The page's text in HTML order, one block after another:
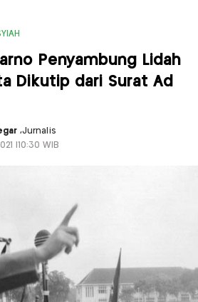
Penyambung Lidah
Dikutip dari Surat Ad
,Jurnalis
|10:30 WIB